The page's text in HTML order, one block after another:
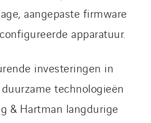
aangepaste firmware
apparatuur.
investeringen in
technologieën
& Hartman langdurige